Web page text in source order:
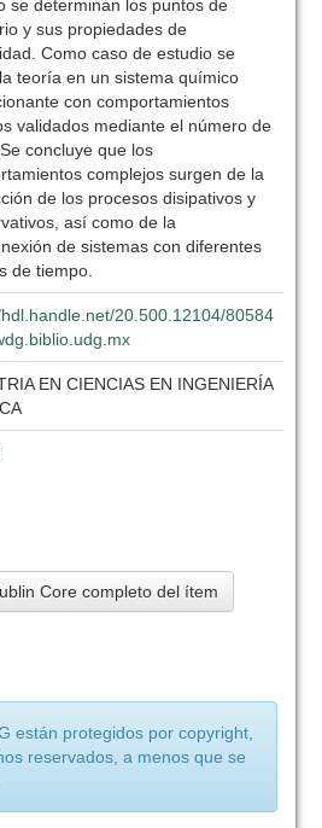
se determinan los puntos de
y sus propiedades de
Como caso de estudio se
teoría en un sistema químico
con comportamientos
validados mediante el número de
concluye que los
complejos surgen de la
de los procesos disipativos y
así como de la
de sistemas con diferentes
de tiempo.
20.500.12104/80584
EN CIENCIAS EN INGENIERÍA
Core completo del ítem
están protegidos por copyright,
reservados, a menos que se